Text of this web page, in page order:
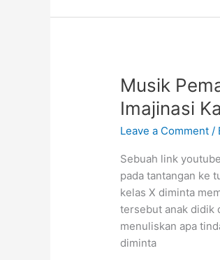
Musik
Imajinasi
Leave a Comment /
Sebuah link
pada tantangan ke
kelas X diminta
tersebut anak didik
menuliskan apa
diminta